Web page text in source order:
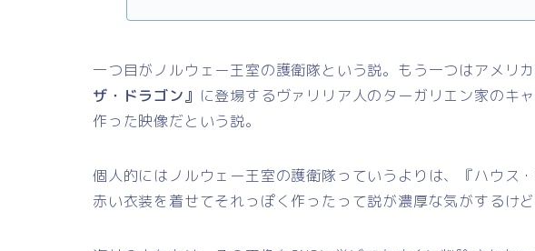
一つ目がノルウェー王室の護衛隊という説。もう一つはアメリ
ザ・ドラゴン』 に登場するヴァリリア人のターガリエン家のキ
作った映像だという説。
個人的にはノルウェー王室の護衛隊っていうよりは、『ハウス
赤い衣装を着せてそれっぽく作ったって説が濃厚な気がするけど